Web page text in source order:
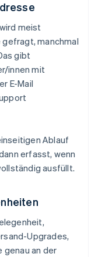
meist
manchmal
gibt
innen mit
E-Mail
Ablauf
erfasst, wenn
ausfüllt.
Upgrades,
an der